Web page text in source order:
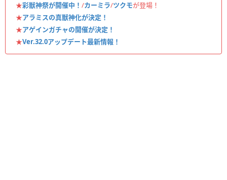
★彩獣神祭が開催中！ /カーミラ/ツクモが登場！
★アラミスの真獣神化が決定！
★アゲインガチャの開催が決定！
★Ver.32.0アップデート最新情報！